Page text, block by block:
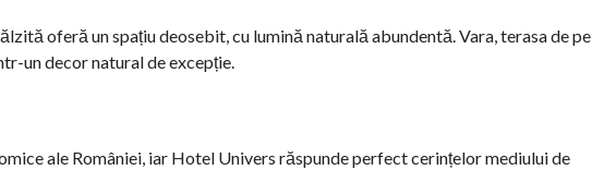
oferă un spațiu deosebit, cu lumină naturală abundentă. Vara, terasa de pe
un decor natural de excepție.
ale României, iar Hotel Univers răspunde perfect cerințelor mediului de